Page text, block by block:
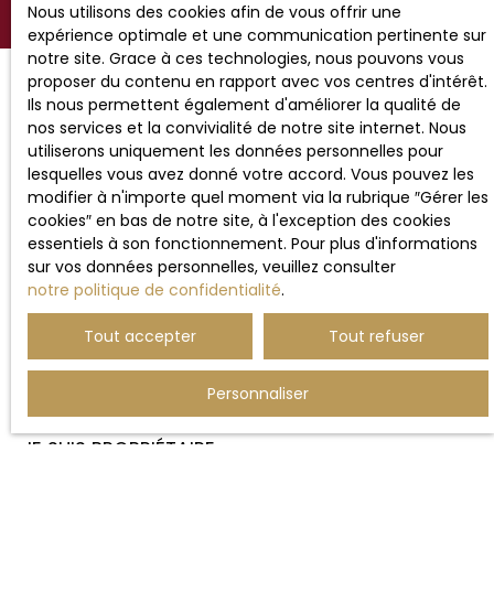
JE RECHERCHE UN BIEN
Vente maison Hesdin (62140)
Vente maison Étaples (62630)
Vente maison Beaurainville (62990)
Vente appartement Le Touquet-Paris-Plage (62520)
Vente maison Montreuil (62170)
Vente terrain Ergny (62650)
JE SUIS PROPRIÉTAIRE
Nous utilisons des cookies afin de vous offrir une
expérience optimale et une communication pertinente sur
notre site. Grace à ces technologies, nous pouvons vous
proposer du contenu en rapport avec vos centres d'intérêt.
Ils nous permettent également d'améliorer la qualité de
nos services et la convivialité de notre site internet. Nous
utiliserons uniquement les données personnelles pour
lesquelles vous avez donné votre accord. Vous pouvez les
modifier à n'importe quel moment via la rubrique ″Gérer les
cookies″ en bas de notre site, à l'exception des cookies
essentiels à son fonctionnement. Pour plus d'informations
sur vos données personnelles, veuillez consulter
notre politique de confidentialité.
Tout accepter Tout refuser
Personnaliser